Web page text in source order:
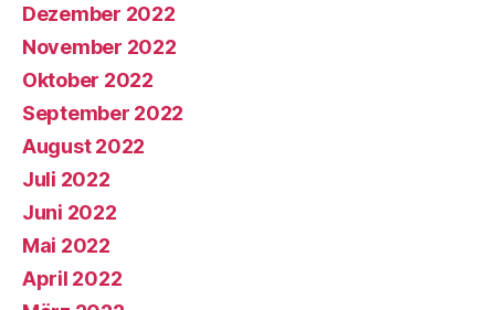
Dezember 2022
November 2022
Oktober 2022
September 2022
August 2022
Juli 2022
Juni 2022
Mai 2022
April 2022